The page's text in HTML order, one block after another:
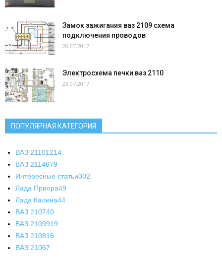
Замок зажигания ваз 2109 схема
подключения проводов
20.07.2017
Электросхема печки ваз 2110
23.07.2017
ПОПУЛЯРНАЯ КАТЕГОРИЯ
ВАЗ 21101214
ВАЗ 2114679
Интересные статьи302
Лада Приора49
Лада Калина44
ВАЗ 210740
ВАЗ 2109919
ВАЗ 210816
ВАЗ 21067